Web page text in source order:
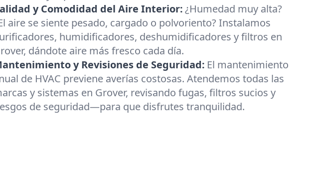
y Comodidad del Aire Interior:¿Humedad muy alta?
aire se siente pesado, cargado o polvoriento? Instalamos
humidificadores, deshumidificadores y filtros en
dándote aire más fresco cada día.
y Revisiones de Seguridad: El mantenimiento
de HVAC previene averías costosas. Atendemos todas las
y sistemas en Grover, revisando fugas, filtros sucios y
de seguridad—para que disfrutes tranquilidad.